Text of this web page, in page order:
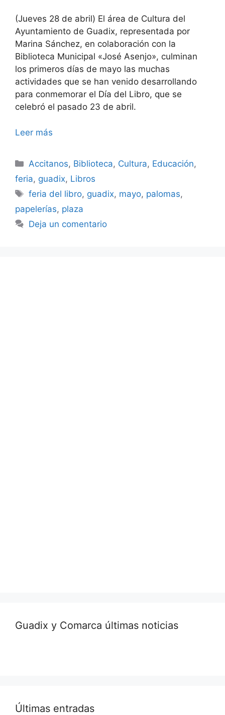
(Jueves 28 de abril) El área de Cultura del
Ayuntamiento de Guadix, representada por
Marina Sánchez, en colaboración con la
Biblioteca Municipal «José Asenjo», culminan
los primeros días de mayo las muchas
actividades que se han venido desarrollando
para conmemorar el Día del Libro, que se
celebró el pasado 23 de abril.
Leer más
Categorías
Accitanos, Biblioteca, Cultura, Educación,
feria, guadix, Libros
Etiquetas
feria del libro, guadix, mayo, palomas,
papelerías, plaza
Deja un comentario
Guadix y Comarca últimas noticias
Últimas entradas